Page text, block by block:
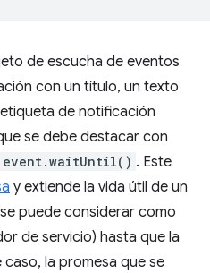
de escucha de eventos
con un título, un texto
de notificación
se debe destacar con
event.waitUntil() . Este
y extiende la vida útil de un
puede considerar como
de servicio) hasta que la
caso, la promesa que se